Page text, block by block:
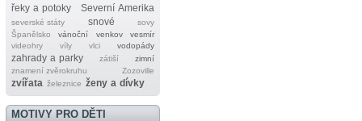
řeky a potoky Severní Amerika
severské státy snové
sovy
Španělsko
vánoční venkov
vesmír
videohry
víly vlci vodopády
zahrady a parky zátiší
zimní
znamení zvěrokruhu
Zozoville
zvířata železnice ženy a dívky
MOTIVY PRO DĚTI